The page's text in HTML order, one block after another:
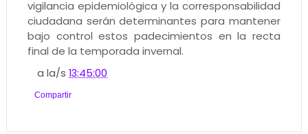
vigilancia epidemiológica y la corresponsabilidad
ciudadana serán determinantes para mantener
bajo control estos padecimientos en la recta
final de la temporada invernal.
a la/s13:45:00
Compartir